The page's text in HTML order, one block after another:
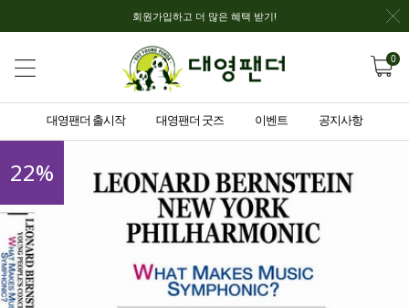
회원가입하고 더 많은 혜택 받기!
0
대영팬더 출시작 대영팬더 굿즈 이벤트 공지사항
22%